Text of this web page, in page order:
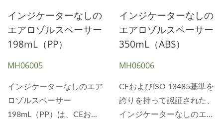
インジケーターなしの
エアロゾルスペーサー
198mL（PP）
MH06005
インジケーターなしのエア
ロゾルスペーサー
198mL（PP）は、CEおよ
インジケーターなしの
エアロゾルスペーサー
350mL（ABS）
MH06006
CEおよびISO 13485基準を
誇りを持って認証された、
インジケーターなしのエア